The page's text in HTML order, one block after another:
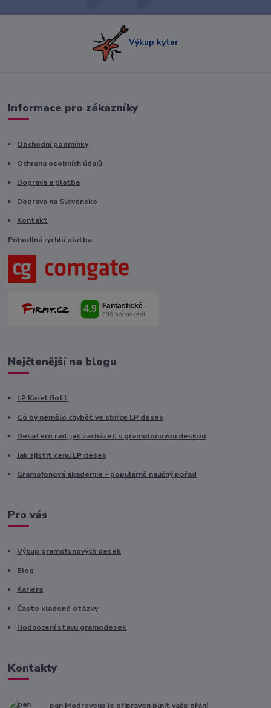
Výkup kytar
Informace pro zákazníky
Obchodní podmínky
Ochrana osobních údajů
Doprava a platba
Doprava na Slovensko
Kontakt
Pohodlná rychlá platba
Nejčtenější na blogu
LP Karel Gott
Co by nemělo chybět ve sbírce LP desek
Desatero rad, jak zacházet s gramofonovou deskou
Jak zjistit cenu LP desek
Gramofonová akademie - populárně naučný pořad
Pro vás
Výkup gramofonových desek
Blog
Kariéra
Často kladené otázky
Hodnocení stavu gramodesek
Kontakty
pan Modrovous je připraven plnit vaše přání